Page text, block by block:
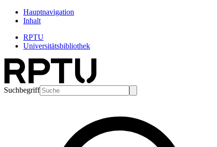
Hauptnavigation
Inhalt
RPTU
Universitätsbibliothek
Suchbegriff